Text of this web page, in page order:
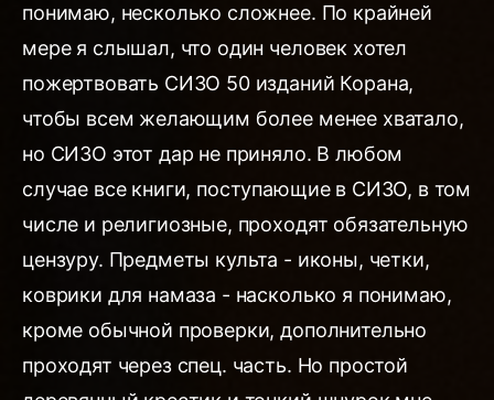
понимаю, несколько сложнее. По крайней
мере я слышал, что один человек хотел
пожертвовать СИЗО 50 изданий Корана,
чтобы всем желающим более менее хватало,
но СИЗО этот дар не приняло. В любом
случае все книги, поступающие в СИЗО, в том
числе и религиозные, проходят обязательную
цензуру. Предметы культа - иконы, четки,
коврики для намаза - насколько я понимаю,
кроме обычной проверки, дополнительно
проходят через спец. часть. Но простой